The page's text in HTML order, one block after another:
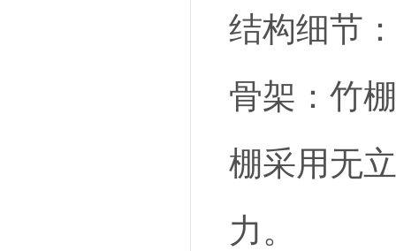
结构细节
骨架：竹
棚采用无
力。